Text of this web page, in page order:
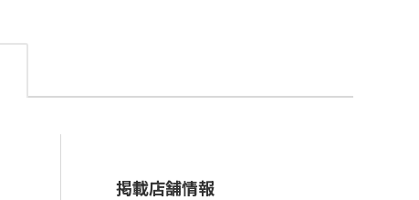
掲載店舗情報